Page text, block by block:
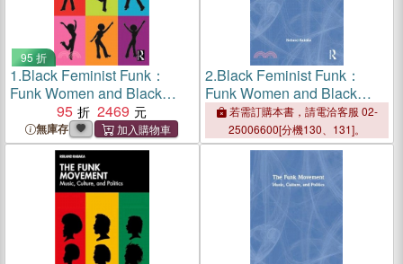
95 折
1.Black Feminist Funk：
Funk Women and Black
Musical Feminism
95 2469
無庫存
2.Black Feminist Funk：
Funk Women and Black
Musical Feminism
若需訂購本書，請電洽客服 02-
25006600[分機130、131]。